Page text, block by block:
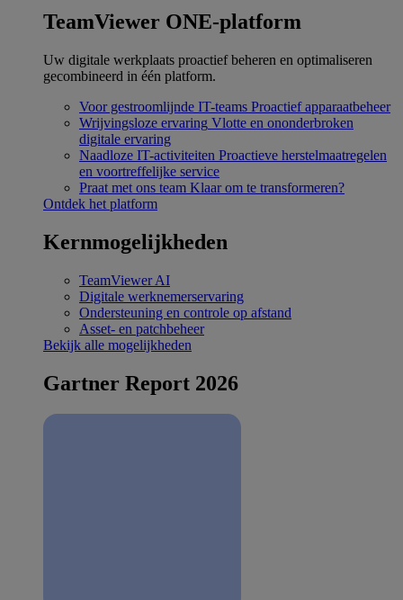
TeamViewer ONE-platform
Uw digitale werkplaats proactief beheren en optimaliseren
gecombineerd in één platform.
Voor gestroomlijnde IT-teams Proactief apparaatbeheer
Wrijvingsloze ervaring Vlotte en ononderbroken
digitale ervaring
Naadloze IT-activiteiten Proactieve herstelmaatregelen
en voortreffelijke service
Praat met ons team Klaar om te transformeren?
Ontdek het platform
Kernmogelijkheden
TeamViewer AI
Digitale werknemerservaring
Ondersteuning en controle op afstand
Asset- en patchbeheer
Bekijk alle mogelijkheden
Gartner Report 2026